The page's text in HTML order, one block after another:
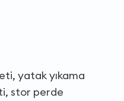
yatak yıkama
stor perde